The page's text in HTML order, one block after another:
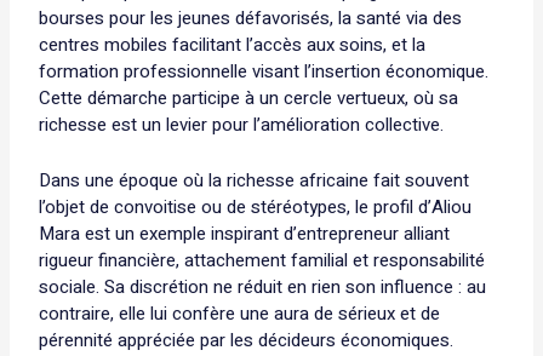
bourses pour les jeunes défavorisés, la santé via des
centres mobiles facilitant l’accès aux soins, et la
formation professionnelle visant l’insertion économique.
Cette démarche participe à un cercle vertueux, où sa
richesse est un levier pour l’amélioration collective.
Dans une époque où la richesse africaine fait souvent
l’objet de convoitise ou de stéréotypes, le profil d’Aliou
Mara est un exemple inspirant d’entrepreneur alliant
rigueur financière, attachement familial et responsabilité
sociale. Sa discrétion ne réduit en rien son influence : au
contraire, elle lui confère une aura de sérieux et de
pérennité appréciée par les décideurs économiques.